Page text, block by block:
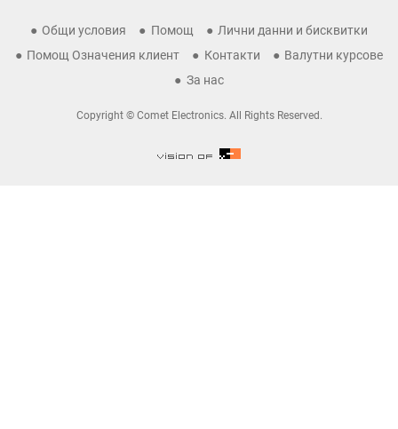
Общи условия Помощ
Лични данни и бисквитки
Помощ Означения клиент
Контакти
Валутни курсове
За нас
Copyright © Comet Electronics. All Rights Reserved.